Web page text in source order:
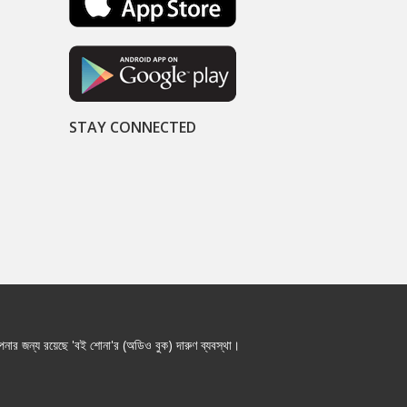
STAY CONNECTED
জন্য রয়েছে 'বই শোনা'র (অডিও বুক) দারুণ ব্যবস্থা।